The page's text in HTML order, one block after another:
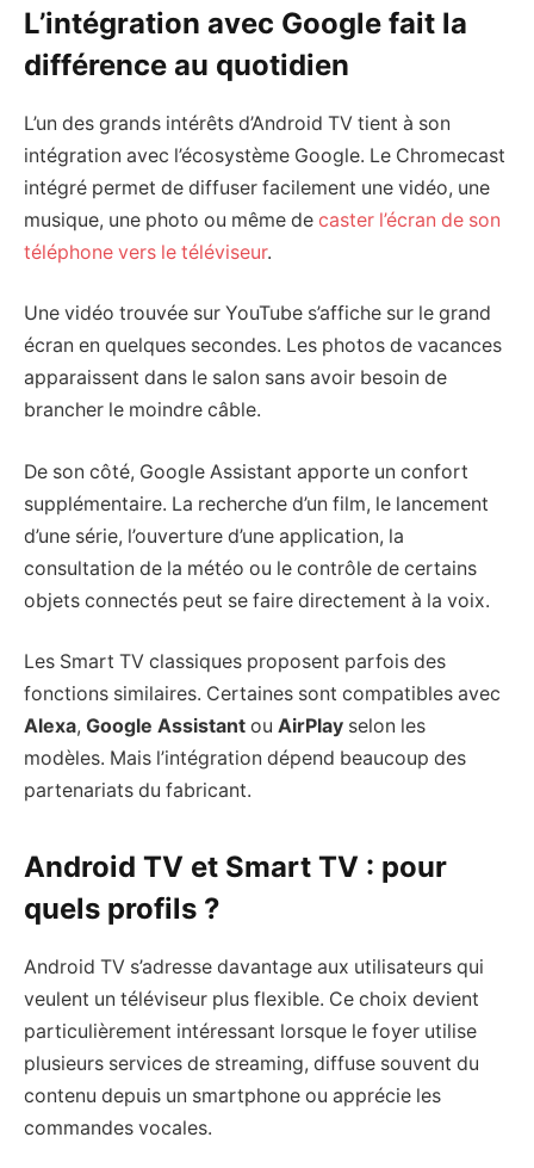
L’intégration avec Google fait la
différence au quotidien
L’un des grands intérêts d’Android TV tient à son
intégration avec l’écosystème Google. Le Chromecast
intégré permet de diffuser facilement une vidéo, une
musique, une photo ou même de caster l’écran de son
téléphone vers le téléviseur.
Une vidéo trouvée sur YouTube s’affiche sur le grand
écran en quelques secondes. Les photos de vacances
apparaissent dans le salon sans avoir besoin de
brancher le moindre câble.
De son côté, Google Assistant apporte un confort
supplémentaire. La recherche d’un film, le lancement
d’une série, l’ouverture d’une application, la
consultation de la météo ou le contrôle de certains
objets connectés peut se faire directement à la voix.
Les Smart TV classiques proposent parfois des
fonctions similaires. Certaines sont compatibles avec
Alexa, Google Assistant ou AirPlay selon les
modèles. Mais l’intégration dépend beaucoup des
partenariats du fabricant.
Android TV et Smart TV : pour
quels profils ?
Android TV s’adresse davantage aux utilisateurs qui
veulent un téléviseur plus flexible. Ce choix devient
particulièrement intéressant lorsque le foyer utilise
plusieurs services de streaming, diffuse souvent du
contenu depuis un smartphone ou apprécie les
commandes vocales.